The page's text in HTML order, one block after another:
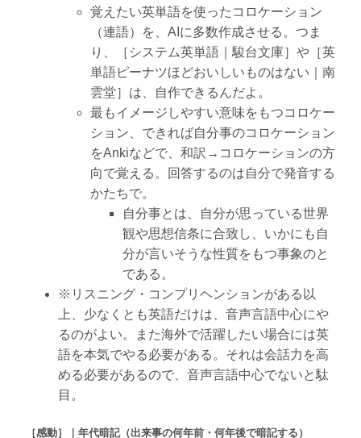
覚えたい英単語を使ったコロケーション
（連語）を、AIに多数作成させる。つま
り、［システム英単語｜駿台文庫］や［英
単語ピーナツほどおいしいものはない｜南
雲堂］は、自作できるんだよ。
最もイメージしやすい意味をもつコロケー
ション、できれば自分事のコロケーション
をAnkiなどで、和訳→コロケーションの方
向で覚える。回答するのは自分で発音する
かたちで。
自分事とは、自分が思っている世界
観や思想信条に合致し、いかにも自
分が言いそうな性質をもつ事象のと
である。
※リスニング・コンプリヘンションがある以
上、少なくとも英語だけは、音声言語中心にや
るのがよい。また海外で活躍したい場合には英
語を本気でやる必要がある。それは会話力を高
める必要があるので、音声言語中心でないと駄
目。
［感動］｜年代暗記（出来事の何年前・何年後で暗記する）